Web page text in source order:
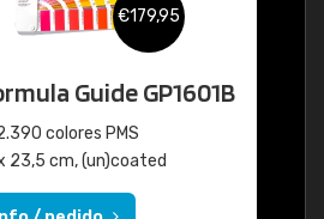
€179,95
Guide GP1601B
colores PMS
23,5 cm, (un)coated